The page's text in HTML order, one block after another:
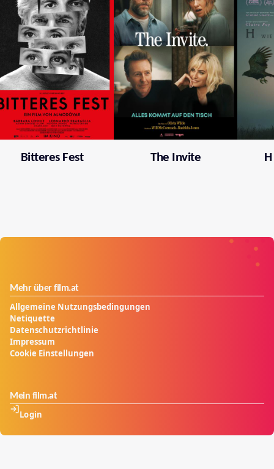
Bitteres Fest The Invite
Mehr über film.at
Allgemeine Nutzungsbedingungen
Netiquette
Datenschutzrichtlinie
Impressum
Cookie Einstellungen
Mein film.at
Login